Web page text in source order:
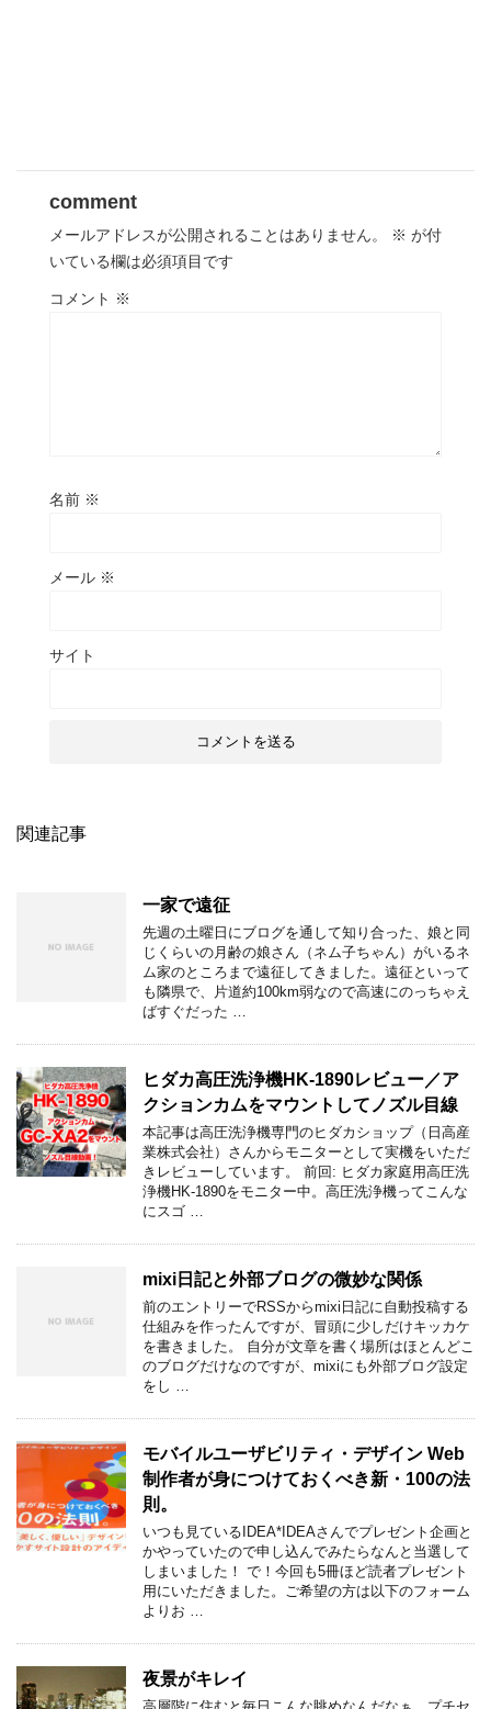
comment
メールアドレスが公開されることはありません。 ※ が付
いている欄は必須項目です
コメント ※
名前 ※
メール ※
サイト
関連記事
一家で遠征
先週の土曜日にブログを通して知り合った、娘と同
じくらいの月齢の娘さん（ネム子ちゃん）がいるネ
ム家のところまで遠征してきました。遠征といって
も隣県で、片道約100km弱なので高速にのっちゃえ
ばすぐだった …
ヒダカ高圧洗浄機HK-1890レビュー／ア
クションカムをマウントしてノズル目線
本記事は高圧洗浄機専門のヒダカショップ（日高産
業株式会社）さんからモニターとして実機をいただ
きレビューしています。 前回: ヒダカ家庭用高圧洗
浄機HK-1890をモニター中。高圧洗浄機ってこんな
にスゴ …
mixi日記と外部ブログの微妙な関係
前のエントリーでRSSからmixi日記に自動投稿する
仕組みを作ったんですが、冒頭に少しだけキッカケ
を書きました。 自分が文章を書く場所はほとんどこ
のブログだけなのですが、mixiにも外部ブログ設定
をし …
モバイルユーザビリティ・デザイン Web
制作者が身につけておくべき新・100の法
則。
いつも見ているIDEA*IDEAさんでプレゼント企画と
かやっていたので申し込んでみたらなんと当選して
しまいました！ で！今回も5冊ほど読者プレゼント
用にいただきました。ご希望の方は以下のフォーム
よりお …
夜景がキレイ